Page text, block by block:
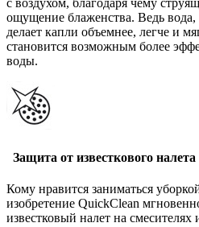
с воздухом, благодаря чему
ощущение блаженства. Ведь вода,
делает капли объемнее, легче и
становится возможным более
воды.
Защита от известкового налета
Кому нравится заниматься
изобретение QuickClean
известковый налет на